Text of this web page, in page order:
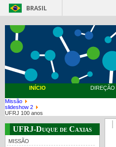
BRASIL
INÍCIO DIREÇÃO
Missão
slideshow 2
UFRJ 100 anos
UFRJ-Duque de Caxias
MISSÃO